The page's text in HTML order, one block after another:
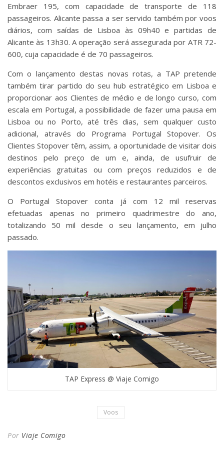
Embraer 195, com capacidade de transporte de 118
passageiros. Alicante passa a ser servido também por voos
diários, com saídas de Lisboa às 09h40 e partidas de
Alicante às 13h30. A operação será assegurada por ATR 72-
600, cuja capacidade é de 70 passageiros.
Com o lançamento destas novas rotas, a TAP pretende
também tirar partido do seu hub estratégico em Lisboa e
proporcionar aos Clientes de médio e de longo curso, com
escala em Portugal, a possibilidade de fazer uma pausa em
Lisboa ou no Porto, até três dias, sem qualquer custo
adicional, através do Programa Portugal Stopover. Os
Clientes Stopover têm, assim, a oportunidade de visitar dois
destinos pelo preço de um e, ainda, de usufruir de
experiências gratuitas ou com preços reduzidos e de
descontos exclusivos em hotéis e restaurantes parceiros.
O Portugal Stopover conta já com 12 mil reservas
efetuadas apenas no primeiro quadrimestre do ano,
totalizando 50 mil desde o seu lançamento, em julho
passado.
TAP Express @ Viaje Comigo
Voos
Por Viaje Comigo